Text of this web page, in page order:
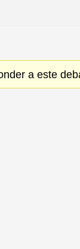
a este